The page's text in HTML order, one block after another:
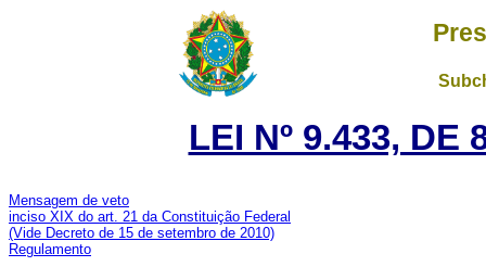
LEI Nº 9.433, DE
Mensagem de veto
inciso XIX do art. 21 da Constituição Federal
(Vide Decreto de 15 de setembro de 2010)
Regulamento